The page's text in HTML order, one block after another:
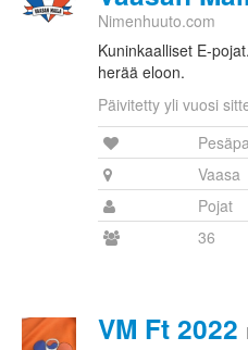
Nimenhuuto.com
Kuninkaalliset E-
herää eloon.
Päivitetty yli vuosi
Vaasa
Pojat
36
VM Ft 2022